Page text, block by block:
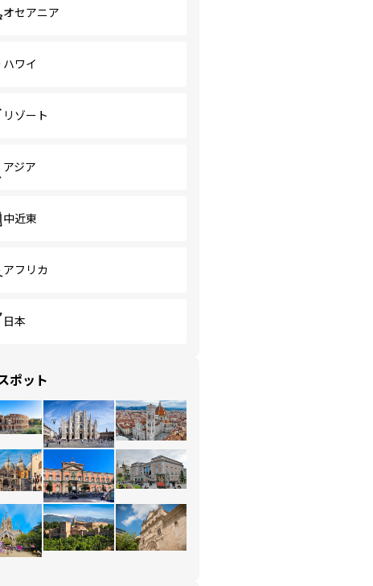
オセアニア
ハワイ
リゾート
アジア
中近東
アフリカ
日本
ポット